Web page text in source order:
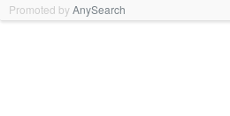
Promoted byAnySearch